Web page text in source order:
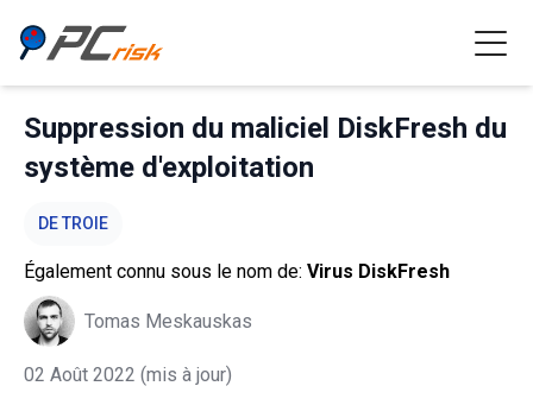
Suppression du maliciel DiskFresh du
système d'exploitation
DE TROIE
Également connu sous le nom de: Virus DiskFresh
Tomas Meskauskas
02 Août 2022 (mis à jour)